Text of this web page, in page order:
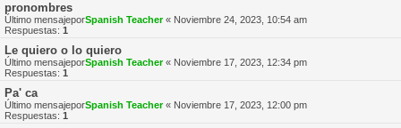
pronombres
Último mensajeporSpanish Teacher« Noviembre 24, 2023, 10:54 am
Respuestas: 1
Le quiero o lo quiero
Último mensajeporSpanish Teacher« Noviembre 17, 2023, 12:34 pm
Respuestas: 1
Pa' ca
Último mensajeporSpanish Teacher« Noviembre 17, 2023, 12:00 pm
Respuestas: 1